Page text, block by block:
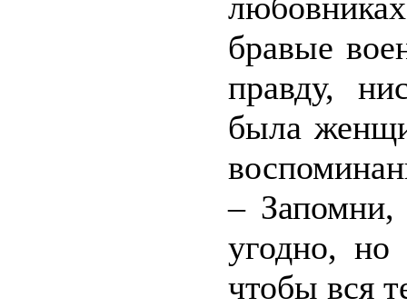
бравые
правду,
была
–
угодно,
чтобы вся